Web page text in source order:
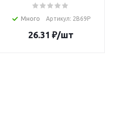
Много Артикул: 2B69P
26.31 ₽/шт